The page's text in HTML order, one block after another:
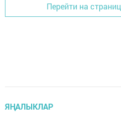
Перейти на
ЯҢАЛЫКЛАР